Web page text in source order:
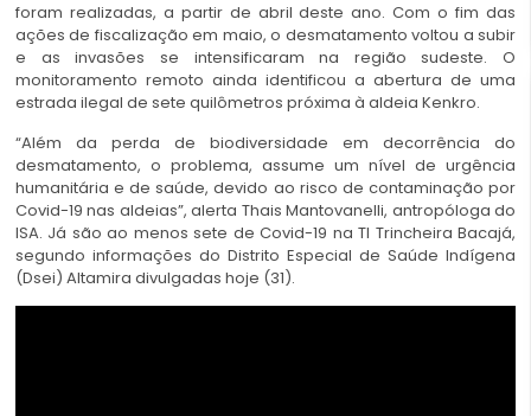
foram realizadas, a partir de abril deste ano. Com o fim das
ações de fiscalização em maio, o desmatamento voltou a subir
e as invasões se intensificaram na região sudeste. O
monitoramento remoto ainda identificou a abertura de uma
estrada ilegal de sete quilômetros próxima à aldeia Kenkro.
“Além da perda de biodiversidade em decorrência do
desmatamento, o problema, assume um nível de urgência
humanitária e de saúde, devido ao risco de contaminação por
Covid-19 nas aldeias”, alerta Thais Mantovanelli, antropóloga do
ISA. Já são ao menos sete de Covid-19 na TI Trincheira Bacajá,
segundo informações do Distrito Especial de Saúde Indígena
(Dsei) Altamira divulgadas hoje (31).